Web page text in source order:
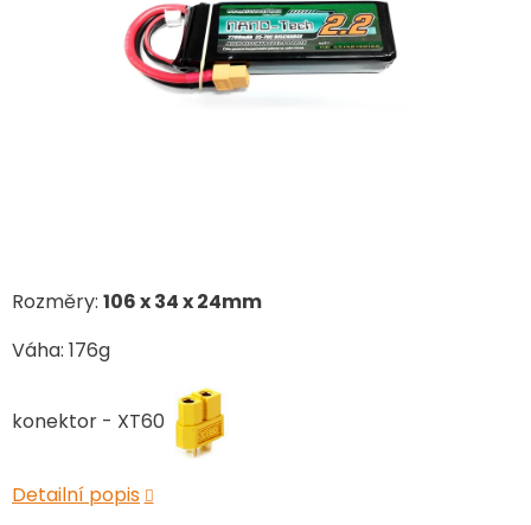
Rozměry: 106 x 34 x 24mm
Váha: 176g
konektor - XT60
Detailní popis